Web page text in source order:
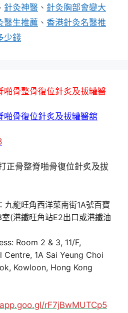
針灸神醫 、 針灸胸部會變大
醫生推薦 、 香港針灸名醫推
少錢
啪骨整骨復位針炙及拔罐醫
啪骨復位針炙及拔罐醫舘
九龍旺角西洋菜南街1A號百寶
(港鐵旺角站E2出口或港鐵油
Room 2 & 3, 11/F,
1A Sai Yeung Choi
Kowloon, Hong Kong
rF7jBwMUTCp5